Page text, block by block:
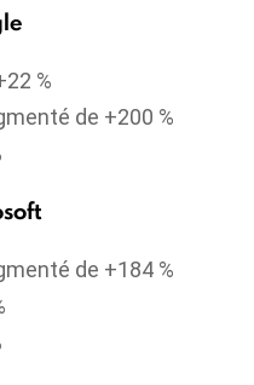
%
de +200 %
de +184 %